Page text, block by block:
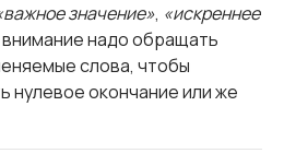
значение», «искреннее
надо обращать
слова, чтобы
нулевое окончание или же